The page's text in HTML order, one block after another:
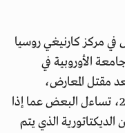
في مركز كارنيغي روسيا
الأوروبية في
مقتل المعارض،
بوريس نيمتسوف، في موسكو عام 2015، تساءل البعض عما إذا
الذي يتم